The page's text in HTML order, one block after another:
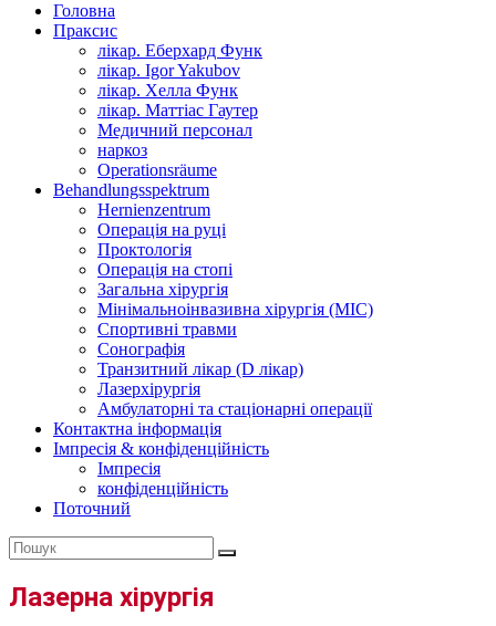
Головна
Праксис
лікар. Еберхард Функ
лікар. Igor Yakubov
лікар. Хелла Функ
лікар. Маттіас Гаутер
Медичний персонал
наркоз
Operationsräume
Behandlungsspektrum
Hernienzentrum
Операція на руці
Проктологія
Операція на стопі
Загальна хірургія
Мінімальноінвазивна хірургія (MIC)
Спортивні травми
Сонографія
Транзитний лікар (D лікар)
Лазерхірургія
Амбулаторні та стаціонарні операції
Контактна інформація
Імпресія & конфіденційність
Імпресія
конфіденційність
Поточний
Лазерна хірургія